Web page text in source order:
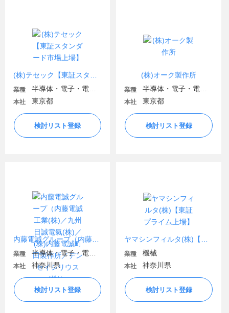
業種
本社 東京都
検討リスト登録
(株)オーク製作所
業種
本社 東京都
検討リスト登録
業種
本社 神奈川県
検討リスト登録
業種 機械
本社 神奈川県
検討リスト登録